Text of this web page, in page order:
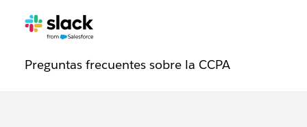
Navegación
Páginas
Preguntas frecuentes sobre la CCPAadicionales